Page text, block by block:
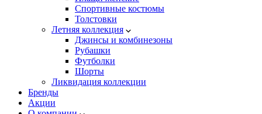
Спортивные костюмы
Толстовки
Летняя коллекция
Джинсы и комбинезоны
Рубашки
Футболки
Шорты
Ликвидация коллекции
Бренды
Акции